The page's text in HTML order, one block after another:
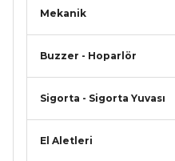
Mekanik
Buzzer - Hoparlör
Sigorta - Sigorta Yuvası
El Aletleri